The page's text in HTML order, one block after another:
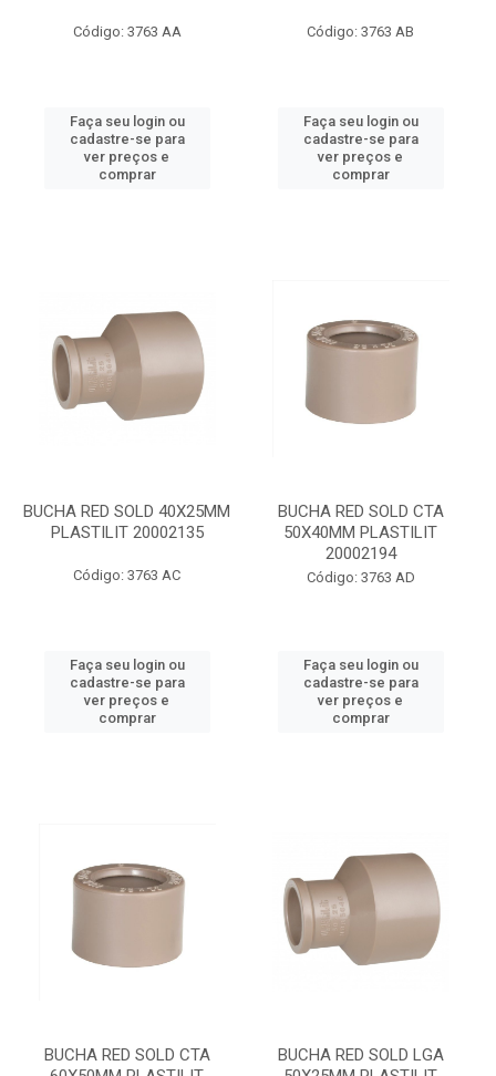
Código: 3763 AA
Faça seu login ou
cadastre-se para
ver preços e
comprar
Código: 3763 AB
Faça seu login ou
cadastre-se para
ver preços e
comprar
BUCHA RED SOLD 40X25MM
PLASTILIT 20002135
Código: 3763 AC
Faça seu login ou
cadastre-se para
ver preços e
comprar
BUCHA RED SOLD CTA
50X40MM PLASTILIT
20002194
Código: 3763 AD
Faça seu login ou
cadastre-se para
ver preços e
comprar
BUCHA RED SOLD CTA
BUCHA RED SOLD LGA